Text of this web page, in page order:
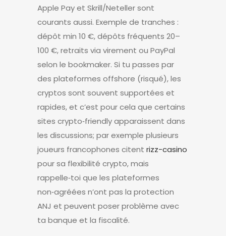
Apple Pay et Skrill/Neteller sont
courants aussi. Exemple de tranches :
dépôt min 10 €, dépôts fréquents 20–
100 €, retraits via virement ou PayPal
selon le bookmaker. Si tu passes par
des plateformes offshore (risqué), les
cryptos sont souvent supportées et
rapides, et c’est pour cela que certains
sites crypto‑friendly apparaissent dans
les discussions; par exemple plusieurs
joueurs francophones citent rizz-casino
pour sa flexibilité crypto, mais
rappelle‑toi que les plateformes
non‑agréées n’ont pas la protection
ANJ et peuvent poser problème avec
ta banque et la fiscalité.